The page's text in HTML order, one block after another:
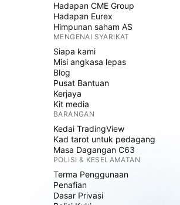
Hadapan CME Group
Hadapan Eurex
Himpunan saham AS
MENGENAI SYARIKAT
Siapa kami
Misi angkasa lepas
Blog
Pusat Bantuan
Kerjaya
Kit media
BARANGAN
Kedai TradingView
Kad tarot untuk pedagang
Masa Dagangan C63
POLISI & KESELAMATAN
Terma Penggunaan
Penafian
Dasar Privasi